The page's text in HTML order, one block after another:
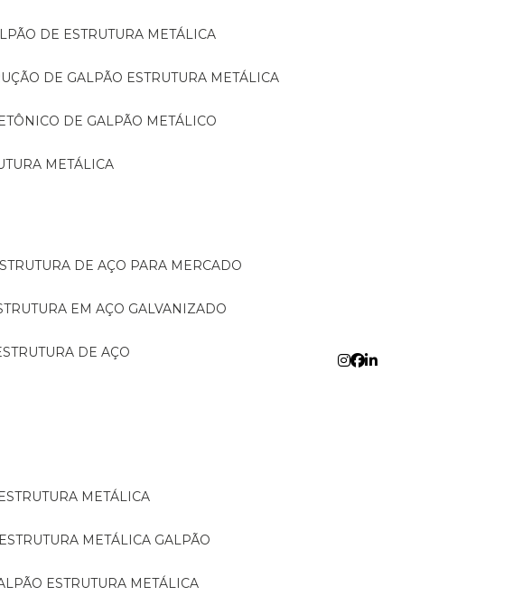
DE ESTRUTURA METÁLICA
DE GALPÃO ESTRUTURA METÁLICA
DE GALPÃO METÁLICO
METÁLICA
ESTRUTURA DE AÇO PARA MERCADO
EM AÇO GALVANIZADO
ESTRUTURA DE AÇO
METÁLICA
ESTRUTURA METÁLICA GALPÃO
ESTRUTURA METÁLICA